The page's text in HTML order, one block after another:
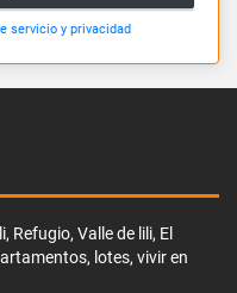
servicio y privacidad
Valle de lili, El
lotes, vivir en